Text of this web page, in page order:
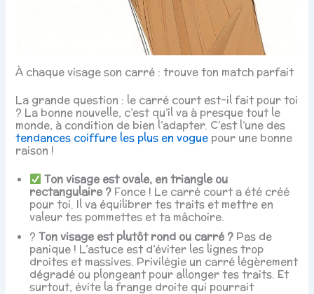
À chaque visage son carré : trouve ton match parfait
La grande question : le carré court est-il fait pour toi
? La bonne nouvelle, c’est qu’il va à presque tout le
monde, à condition de bien l’adapter. C’est l’une des
tendances coiffure les plus en vogue pour une bonne
raison !
Ton visage est ovale, en triangle ou
rectangulaire ? Fonce ! Le carré court a été créé
pour toi. Il va équilibrer tes traits et mettre en
valeur tes pommettes et ta mâchoire.
?Ton visage est plutôt rond ou carré ? Pas de
panique ! L’astuce est d’éviter les lignes trop
droites et massives. Privilégie un carré légèrement
dégradé ou plongeant pour allonger tes traits. Et
surtout, évite la frange droite qui pourrait